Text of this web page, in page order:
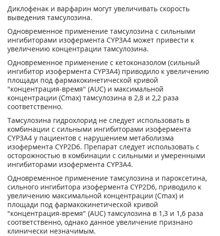
Диклофенак и варфарин могут увеличивать скорость
выведения тамсулозина.
Одновременное применение тамсулозина с сильными
ингибиторами изофермента CYP3A4 может привести к
увеличению концентрации тамсулозина.
Одновременное применение с кетоконазолом (сильный
ингибитор изофермента CYP3A4) приводило к увеличению
площади под фармакокинетической кривой
"концентрация-время" (AUC) и максимальной
концентрации (Сmах) тамсулозина в 2,8 и 2,2 раза
соответственно.
Тамсулозина гидрохлорид не следует использовать в
комбинации с сильными ингибиторами изофермента
CYP3A4 у пациентов с нарушением метаболизма
изофермента CYP2D6. Препарат следует использовать с
осторожностью в комбинации с сильными и умеренными
ингибиторами изофермента CYP3A4.
Одновременное применение тамсулозина и пароксетина,
сильного ингибитора изофермента CYP2D6, приводило к
увеличению максимальной концентрации (Сmах) и
площади под фармакокинетической кривой
"концентрация-время" (AUC) тамсулозина в 1,3 и 1,6 раза
соответственно, однако данное увеличение признано
клинически незначимым.